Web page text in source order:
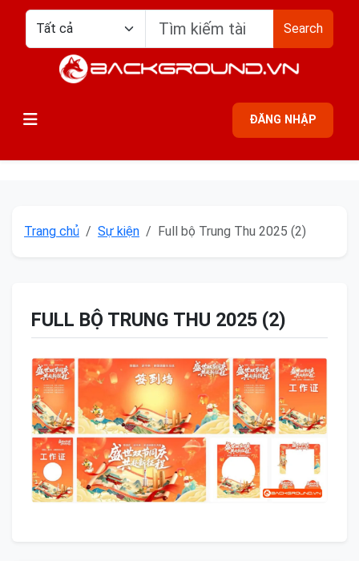
Search
ĐĂNG NHẬP
Trang chủ Sự kiện Full bộ Trung Thu 2025 (2)
FULL BỘ TRUNG THU 2025 (2)